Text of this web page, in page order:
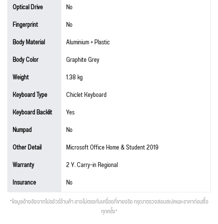
Optical Drive
No
Fingerprint
No
Body Material
Aluminium + Plastic
Body Color
Graphite Grey
Weight
1.38 kg
Keyboard Type
Chiclet Keyboard
Keyboard Backlit
Yes
Numpad
No
Other Detail
Microsoft Office Home & Student 2019
Warranty
2 Y. Carry-in Regional
Insurance
No
*ข้อมูลอ้างอิงจากโปรชัวร์ร้านค้า อาจไม่ตรงกับเครื่องที่ขายจริง กรุณาตรวจสอบสเปคและราคาก่อนซื้อ
ทุกครั้ง*